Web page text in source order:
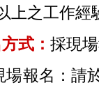
上之工作經
式： 採現
場報名：